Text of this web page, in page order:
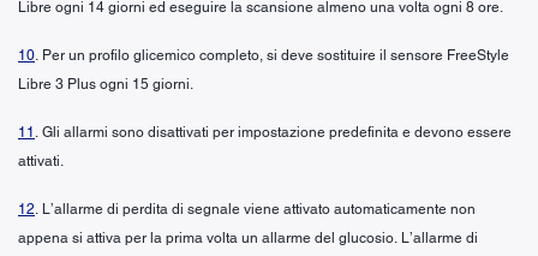
Libre ogni 14 giorni ed eseguire la scansione almeno una volta ogni 8 ore.
10. Per un profilo glicemico completo, si deve sostituire il sensore FreeStyle
Libre 3 Plus ogni 15 giorni.
11 . Gli allarmi sono disattivati per impostazione predefinita e devono essere
attivati.
12. L’allarme di perdita di segnale viene attivato automaticamente non
appena si attiva per la prima volta un allarme del glucosio. L’allarme di